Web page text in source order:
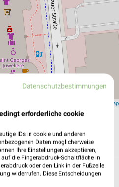
OpenStreetMap
Datenschutzbestimmungen
erforderliche cookie
IDs in cookie und anderen
Daten möglicherweise
Ihre Einstellungen akzeptieren,
die Fingerabdruck-Schaltfläche in
oder den Link in der Fußzeile
widerrufen. Diese Entscheidungen